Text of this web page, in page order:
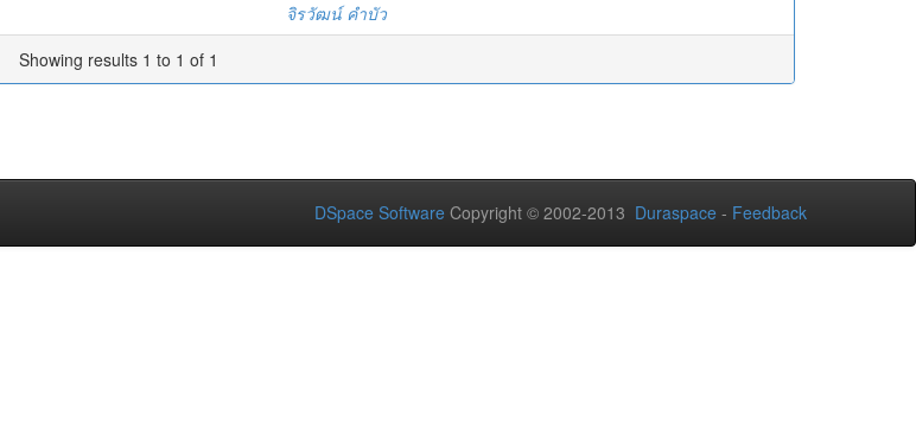
จิรวัฒน์ คำบัว
Showing results 1 to 1 of 1
DSpace Software Copyright © 2002-2013 Duraspace - Feedback